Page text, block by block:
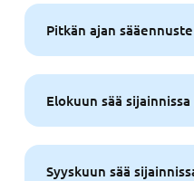
Pitkän ajan
Elokuun sää
Syyskuun sää